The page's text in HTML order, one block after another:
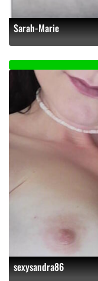
Sarah-Marie
sexysandra86